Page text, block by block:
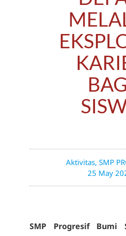
Aktivitas, SMP
25 May
SMP Progresif Bumi